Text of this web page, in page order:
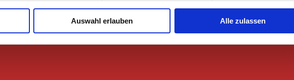
Auswahl erlauben Alle zulassen